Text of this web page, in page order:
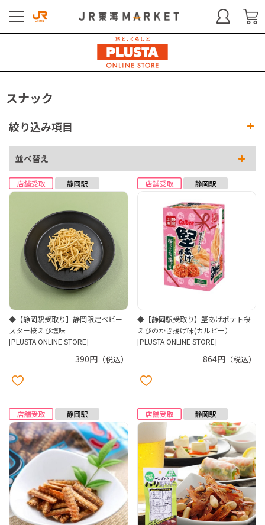
スナック
絞り込み項目
並べ替え
◆【静岡駅受取り】静岡限定ベビー
スター桜えび塩味
[PLUSTA ONLINE STORE]
390円（税込）
◆【静岡駅受取り】堅あげポテト桜
えびのかき揚げ味(カルビー）
[PLUSTA ONLINE STORE]
864円 （税込）